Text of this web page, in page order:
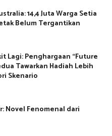
14,4 Juta Warga Setia
Belum Tergantikan
Lagi: Penghargaan “Future
Tawarkan Hadiah Lebih
Skenario
Novel Fenomenal dari